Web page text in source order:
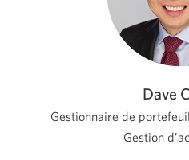
Dave
Gestionnaire de
Gestion